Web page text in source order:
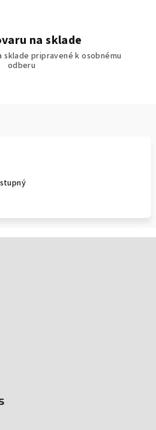
na sklade
sklade pripravené k osobnému
odberu